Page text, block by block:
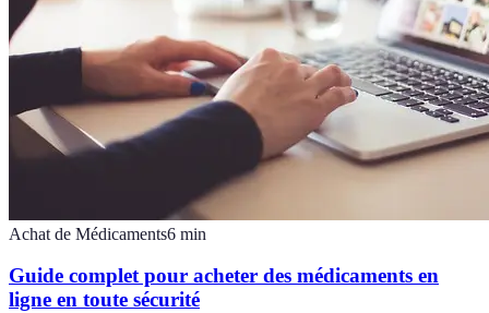
Achat de Médicaments6 min
Guide complet pour acheter des médicaments en
ligne en toute sécurité